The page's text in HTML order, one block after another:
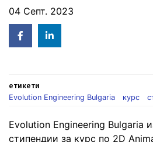
04 Септ. 2023
Facebook
in
етикети
Evolution Engineering Bulgaria
курс
Evolution Engineering Bulgaria
стипендии за курс по 2D